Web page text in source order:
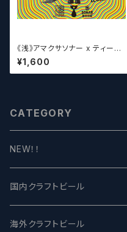
《浅》アマクサソナー x ティーン
エイジ x ウィッチクラフト / Am
akusa sonar x Teenage Br
ewing ×WITCH CRAFT Tee
¥1,600
CATEGORY
NEW！！
国内クラフトビール
UCHU BREWING -うちゅう
海外クラフトビール